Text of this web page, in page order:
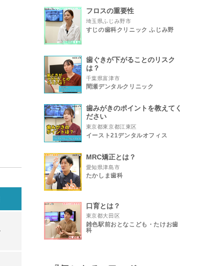
フロスの重要性
埼玉県ふじみ野市
すじの歯科クリニック ふじみ野
歯ぐきが下がることのリスク
は？
千葉県富津市
間瀬デンタルクリニック
歯みがきのポイントを教えてく
ださい
東京都東京都江東区
イースト21デンタルオフィス
MRC矯正とは？
愛知県津島市
たかしま歯科
口育とは？
東京都大田区
雑色駅前おとなこども・たけお歯
科